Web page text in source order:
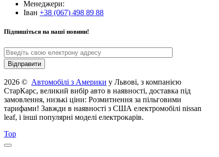
Менеджери:
Іван +38 (067) 498 89 88
Підпишіться на наші новини!
2026 © Автомобілі з Америки у Львові, з компанією
СтарКарс, великий вибір авто в наявності, доставка під
замовлення, низькі ціни: Розмитнення за пільговими
тарифами! Завжди в наявності з США електромобілі nissan
leaf, і інші популярні моделі електрокарів.
Top